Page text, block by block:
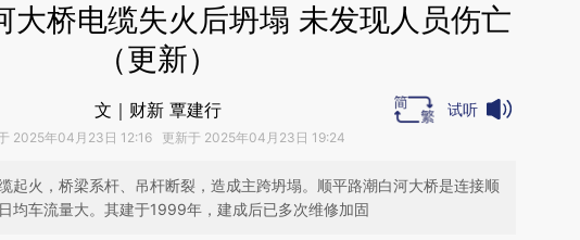
大桥电缆失火后坍塌 未发现人员伤亡
（更新）
文｜财新 覃建行
2025年04月23日 12:16 更新于 2025年04月23日 19:24
试听
起火，桥梁系杆、吊杆断裂，造成主跨坍塌。顺平路潮白河大桥是连接顺
均车流量大。其建于1999年，建成后已多次维修加固